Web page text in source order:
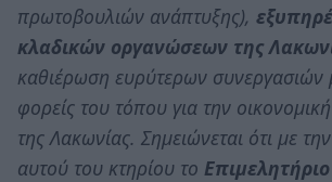
πρωτοβουλιών ανάπτυξης),
κλαδικών οργανώσεων της
καθιέρωση ευρύτερων συνεργασιών
φορείς του τόπου για την
της Λακωνίας. Σημειώνεται ότι με
αυτού του κτηρίου το